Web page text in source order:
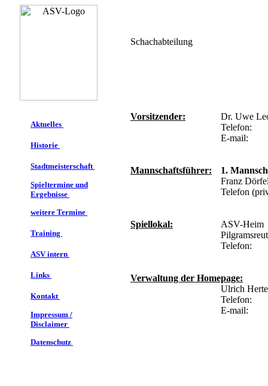
Schachabteilung
Aktuelles
Historie
Stadtmeisterschaft
Spieltermine und
Ergebnisse
weitere Termine
Training
ASV intern
Links
Kontakt
Impressum /
Disclaimer
Datenschutz
Vorsitzender:
Dr. Uwe
Telefon:
E-mail:
Mannschaftsführer:
1.
Franz
Telefon
Spiellokal:
ASV-Heim
Telefon:
Verwaltung der Homepage:
Ulrich
Telefon:
E-mail: